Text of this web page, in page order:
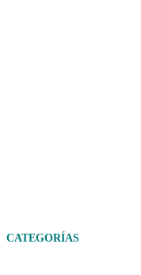
CATEGORÍAS